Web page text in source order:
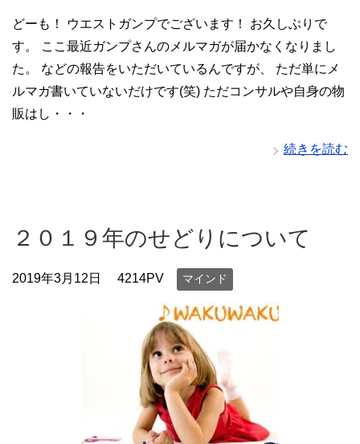
どーも！ ウエストガンプでございます！ お久しぶりで
す。 ここ最近ガンプさんのメルマガが届かなくなりまし
た。 などの報告をいただいているんですが、 ただ単にメ
ルマガ書いていないだけです(笑) ただコンサルや自身の物
販はし・・・
続きを読む
２０１９年のせどりについて
2019年3月12日 4214PV マインド